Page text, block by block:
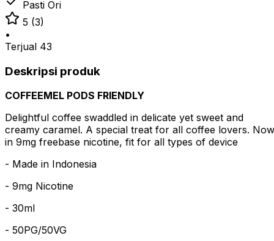
Pasti Ori
5 (3)
•
Terjual 43
Deskripsi produk
COFFEEMEL PODS FRIENDLY
Delightful coffee swaddled in delicate yet sweet and
creamy caramel. A special treat for all coffee lovers. Now
in 9mg freebase nicotine, fit for all types of device
- Made in Indonesia
- 9mg Nicotine
- 30ml
- 50PG/50VG